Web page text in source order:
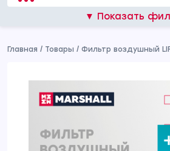
▼ Показать
Главная / Товары / Фильтр воздушный